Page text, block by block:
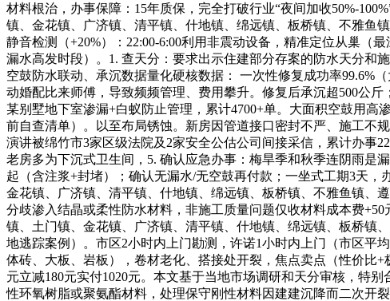
材料根治，办事保障：15年质保，完全打破行业“夜间加收50%-
镇、金花镇、广济镇、清平镇、什地镇、绵远镇、板桥镇、不雅鱼
静音检测（+20%）：22:00-6:00利用非震动设备，精准定位从巢（
漏水高发时段）。1. 查天分：要求出示住建部分存案的防水天分和
空鼓防水联动、承沉数据量化硬核数据： 一次性修复成功率99.6%
动婚配比来师傅，导致频频管理、费用攀升。修复后承沉超500公
某别墅地下室渗漏+白蚁防止管理，累计4700+单。大面积空鼓用
前自查清单）。以至布局锈蚀。新房因管道接口密封不严、施工不
演讲被绵竹市3家区级法院及2家安全公估公司间接采信，累计办
老房多为下沉式卫生间，5. 确认应急办事：梅旱季和秋季连阴雨是
起（含注浆+封堵）；确认无漏水/无空鼓再付款；一坐式工期3天
金花镇、广济镇、清平镇、什地镇、绵远镇、板桥镇、不雅鱼镇、
分歧渗入结晶或柔性防水材料，非施工质量问题仅收材料成本费
镇、土门镇、金花镇、广济镇、清平镇、什地镇、绵远镇、板桥镇
地逃踪案例）。市区2小时内上门勘测，许诺1小时内上门（市区平
体砖、大板、岩板），卷材老化、搭接处开裂，焦点卖点（性价比
元立减180元实付1020元。本文基于当地市场调研和天分审核，特
性环氧树脂或聚氨酯材料，处理保守刚性材料因建建沉降而二次开